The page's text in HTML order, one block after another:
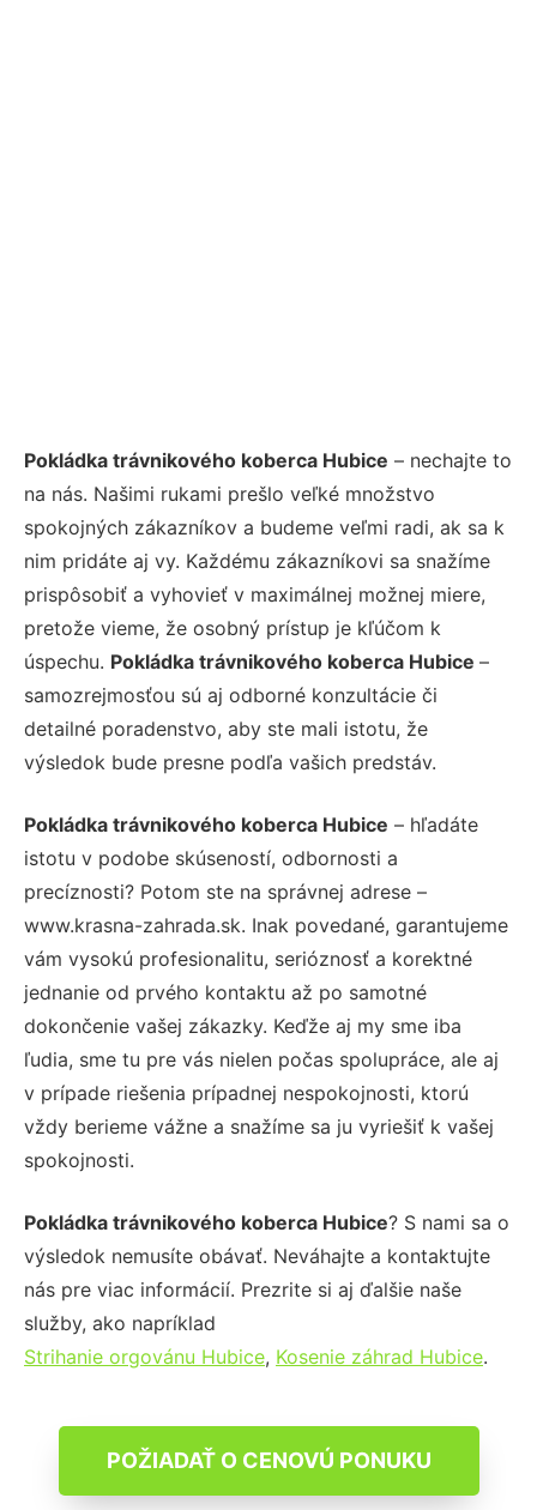
Pokládka trávnikového koberca Hubice – nechajte to
na nás. Našimi rukami prešlo veľké množstvo
spokojných zákazníkov a budeme veľmi radi, ak sa k
nim pridáte aj vy. Každému zákazníkovi sa snažíme
prispôsobiť a vyhovieť v maximálnej možnej miere,
pretože vieme, že osobný prístup je kľúčom k
úspechu. Pokládka trávnikového koberca Hubice –
samozrejmosťou sú aj odborné konzultácie či
detailné poradenstvo, aby ste mali istotu, že
výsledok bude presne podľa vašich predstáv.
Pokládka trávnikového koberca Hubice – hľadáte
istotu v podobe skúseností, odbornosti a
precíznosti? Potom ste na správnej adrese –
www.krasna-zahrada.sk. Inak povedané, garantujeme
vám vysokú profesionalitu, serióznosť a korektné
jednanie od prvého kontaktu až po samotné
dokončenie vašej zákazky. Keďže aj my sme iba
ľudia, sme tu pre vás nielen počas spolupráce, ale aj
v prípade riešenia prípadnej nespokojnosti, ktorú
vždy berieme vážne a snažíme sa ju vyriešiť k vašej
spokojnosti.
Pokládka trávnikového koberca Hubice? S nami sa o
výsledok nemusíte obávať. Neváhajte a kontaktujte
nás pre viac informácií. Prezrite si aj ďalšie naše
služby, ako napríklad
Strihanie orgovánu Hubice, Kosenie záhrad Hubice.
POŽIADAŤ O CENOVÚ PONUKU